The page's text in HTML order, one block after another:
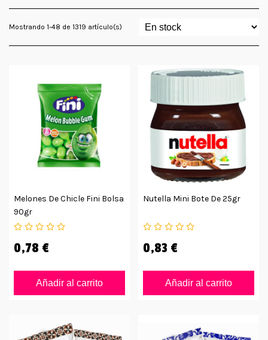
Mostrando 1-48 de 1319 artículo(s)
Melones De Chicle Fini Bolsa
90gr
0,78 €
Añadir al carrito
Nutella Mini Bote De 25gr
0,83 €
Añadir al carrito